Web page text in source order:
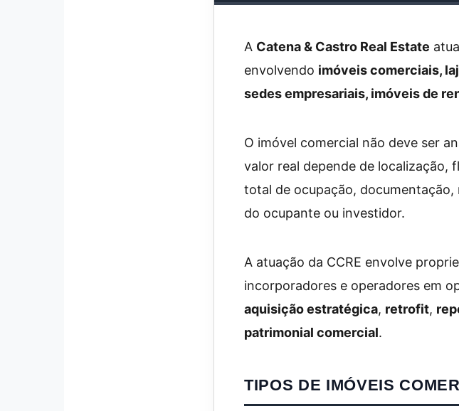
A Catena & Castro Real Estate
envolvendo imóveis comerciais,
sedes empresariais, imóveis de
O imóvel comercial não deve ser
valor real depende de localização,
total de ocupação,
do ocupante ou investidor.
A atuação da CCRE envolve
incorporadores e operadores em
aquisição estratégica, retrofit,
patrimonial comercial.
TIPOS DE IMÓVEIS